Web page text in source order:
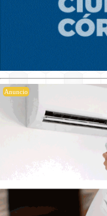
Anuncio